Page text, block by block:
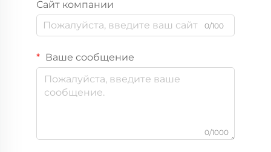
Сайт компании
0/100
Ваше сообщение
0/1000